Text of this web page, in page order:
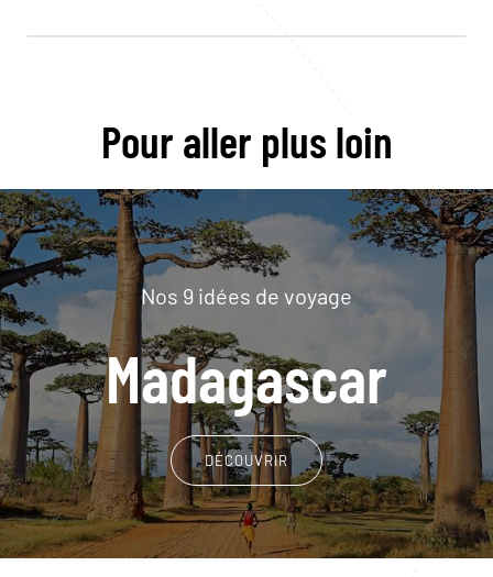
Pour aller plus loin
Nos 9 idées de voyage
Madagascar
DÉCOUVRIR